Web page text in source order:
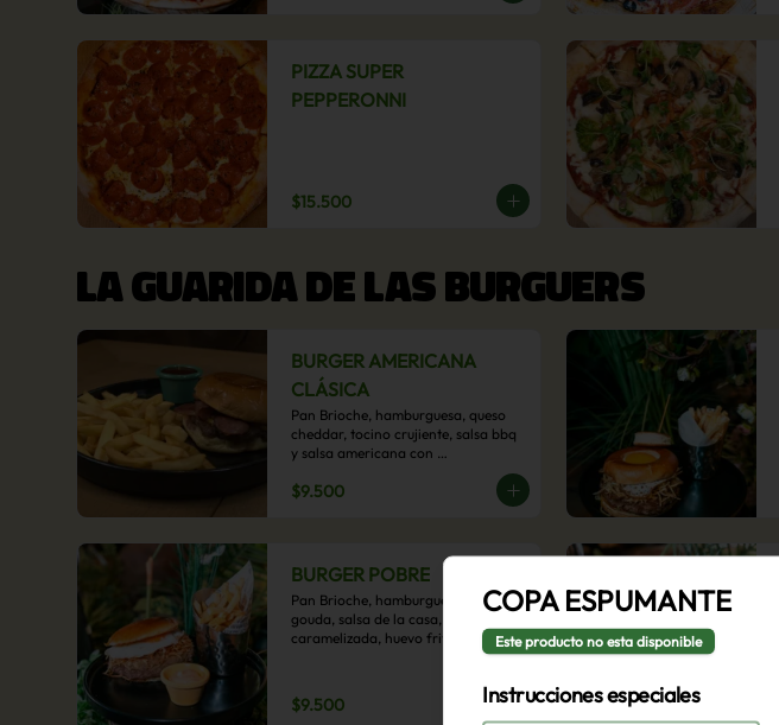
PIZZA SUPER
PEPPERONNI
$15.500
LA GUARIDA DE LAS BURGUERS
BURGER AMERICANA
CLÁSICA
Pan Brioche, hamburguesa, queso
cheddar, tocino crujiente, salsa bbq
y salsa americana con
acompañamiento de papas fritas.
$9.500
BURGER POBRE
Pan Brioche, hamburguesa, queso
gouda, salsa de la casa, cebolla
caramelizada, huevo frito, y papa
hilo, acompañado de papas fritas.
$9.500
COPA ESPUMANTE
Este producto no esta disponible
Instrucciones especiales